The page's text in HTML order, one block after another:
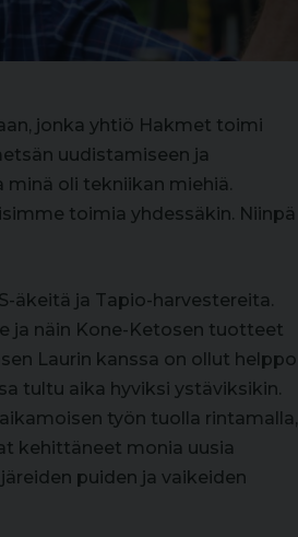
jonka yhtiö Hakmet toimi
uudistamiseen ja
minä oli tekniikan miehiä.
toimia yhdessäkin. Niinpä
äkeitä ja Tapio-harvestereita.
ja näin Kone-Ketosen tuotteet
Laurin kanssa on ollut helppo
tultu aika hyviksi ystäviksikin.
työn tuolla rintamalla,
kehittäneet monia uusia
puiden ja vaikeiden